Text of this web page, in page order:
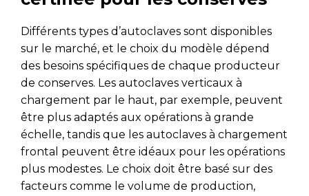
Différents types d’autoclaves sont disponibles
sur le marché, et le choix du modèle dépend
des besoins spécifiques de chaque producteur
de conserves. Les autoclaves verticaux à
chargement par le haut, par exemple, peuvent
être plus adaptés aux opérations à grande
échelle, tandis que les autoclaves à chargement
frontal peuvent être idéaux pour les opérations
plus modestes. Le choix doit être basé sur des
facteurs comme le volume de production,